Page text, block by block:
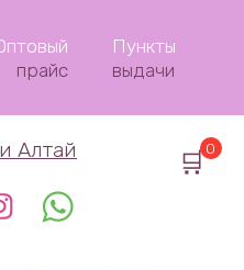
прайс
Пункты
выдачи
0